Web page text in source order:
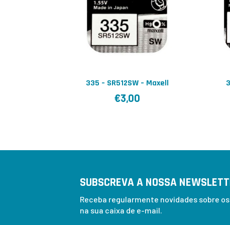
335 – SR512SW – Maxell
€3,00
SUBSCREVA A NOSSA
Receba regularmente novidades sobre
na sua caixa de e-mail.